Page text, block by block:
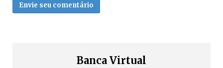
Envie seu comentário
Banca Virtual